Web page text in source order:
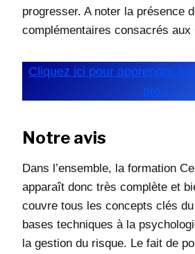
progresser. A noter la présence
complémentaires consacrés aux
Cliquez ici pour apprendre à
pro !
Notre avis
Dans l’ensemble, la formation
apparaît donc très complète et
couvre tous les concepts clés
bases techniques à la
la gestion du risque. Le fait de